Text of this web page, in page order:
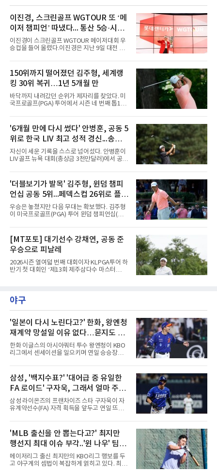
이진경, 스크린골프 WGTOUR 또 ‘메
이저 챔피언’ 따냈다... 통산 5승·시즌
3승 달성
이진경이 스크린골프 WGTOUR 메이저대회 우
승컵을 들어 올렸다.이진경은 지난 9일 대전 골
카 WGTOUR’ 6차 메이저대회 결선에서 1라운
드 9언더파, 2라운드 8언더파 최종합계 17언더
파를 기록하며 시즌 세 번째 우승을 따냈다.경기
는 투비전NX플러스 투어 모드에서 하루 동안 2
라운드 36홀 스트로크 플레이로 치러졌다. 코스
는 골프존 코스 난도 별 3개, 그린 난도 별 4개의
롯데스카이힐 부여CC (SKY/HILL)다.총 80명의
드 각축전을 치렀다.이진경은 1라운드 초반 주
춤했지만 후반 홀에서 맹타를 퍼부으며
150위까지 떨어졌던 김주형, 세계랭
킹 30위 복귀…1년 5개월 만
바닥까지 내려갔던 순위가 제자리를 찾았다. 미
국프로골프(PGA) 투어에서 시즌 네 번째 톱10
위에 복귀했다.김주형은 10일(한국시간) 발표된
남자 골프 세계랭킹에서 지난주보다 3계단 오른
30위에 이름을 올렸다. 이날 미국 노스캐롤라이
나주 그린즈버러의 세지필드 컨트리클럽(파70)
에서 끝난 윈덤 챔피언십에서 최종 합계 15언더
파 265타로 공동 5위에 오른 결과다. 지난해 3월
이후 처음으로 30위권에 들었다.반등의 폭이 컸
지 이후 150위까지 떨어진 바 있다. 그러나 6월
US오픈 3위로 부활의 신호
'6개월 만에 다시 썼다' 안병훈, 공동 5
위로 한국 LIV 최고 성적 경신...송영한
도 톱10
자신이 세운 기록을 스스로 넘어섰다. 안병훈이
LIV 골프 뉴욕 대회(총상금 3천만달러)에서 공동
병훈은 10일(한국시간) 미국 뉴저지주 베드민스
터의 트럼프 내셔널 골프 클럽 베드민스터(파
71)에서 열린 최종 4라운드에서 버디 5개와 보
기 3개를 묶어 2언더파 69타를 쳤다. 최종 합계
7언더파 277타로 5위, 우승자 호아킨 니만(칠레
·16언더파 268타)과는 9타 차였다.기록의 의미
가 크다. 올해 LIV 골프로 이적해 새로 만들어진
위를 뛰어넘는 최고 성적을 냈다. 당시 그는
2022년 출범한 LIV 골프에서
'더블보기가 발목' 김주형, 윈덤 챔피
언십 공동 5위...페덱스컵 26위로 플레
이오프행
우승은 놓쳤지만 다음 무대는 확보했다. 김주형
이 미국프로골프(PGA) 투어 윈덤 챔피언십(총
10일(한국시간) 미국 노스캐롤라이나주 그린즈
버러의 세지필드 컨트리클럽(파70)에서 열린 최
종 4라운드에서 버디 3개를 잡았으나 보기 1개
와 더블보기 1개가 나오며 이븐파 70타에 그쳤
다. 최종 합계 15언더파 265타로 해리 홀(잉글랜
드)과 공동 5위였다. 우승자 마이클 브레넌(미국
·22언더파 258타)과는 7타 차다.기회는 있었다.
에 1타 뒤진 3위로 시즌 2승을 노렸다. 그러나 마
지막 날 타수를 줄이지 못하며
[MT포토] 대기선수 강채연, 공동 준
우승으로 피날레
2026시즌 열여덟 번째 대회이자 KLPGA투어 하
반기 첫 대회인 ‘제13회 제주삼다수 마스터
드 경기가 펼쳐졌다.강채연이 18번 홀에서 경기
하고 있다.
야구
'일본이 다시 노린다고?' 한화, 왕옌청
재계약 망설일 이유 없다…묻지도 따
지지도 말고 잡아야
한화 이글스의 아시아쿼터 투수 왕옌청이 KBO
리그에서 센세이션을 일으키며 연일 승승장구하
선발진을 든든하게 지탱했던 그가 이제는 리그
전체를 뒤흔드는 핵심 자원으로 거듭난 모습이
다. 이러한 활약 속에 일각에서는 왕옌청을 향한
일본 프로야구(NPB) 구단들의 러브콜이 다시 이
어질 수 있다는 시선도 제기된다. 과거 일본 2군
무대 신분으로 아쉬움을 삼켰던 그가 KBO리그
에서의 성공을 발판 삼아 더 큰 무대의 유혹을 느
한 과제다. 단돈 10만 달러라는 최소 비용으로
입단해 마운드 가뭄 속에서
삼성, '백지수표?' '대어급 중 유일한
FA 로이드' 구자욱, 그래서 얼마 주면
되나...삼성, 역대급 베팅 준비하나
삼성 라이온즈의 프랜차이즈 스타 구자욱이 자
유계약선수(FA) 자격 획득을 앞두고 연일 뜨거
지난 2022년 초 구단과 5년 최대 120억 원이라
는 비FA 다년 계약에 합의하며 사자군단의 현재
이자 미래를 책임졌던 그는, 계약 마지막 해인
올해 그야말로 만개한 기량을 뽐내며 리그를 지
배하고 있다. 단순히 나이를 먹어 맞이하는 FA가
아니라, 매년 꾸준한 생산력과 클러치 능력을 증
명하며 가치를 폭등시키고 있다. 게다가, 그는
'MLB 출신을 안 뽑는다고?' 최지만
행선지 최대 이슈 부각..'윈 나우' 팀들
눈독 전망 속 1라운드 픽 외면 시각도
메이저리그 출신 최지만의 KBO리그 행보를 두
고 야구계의 셈법이 복잡하게 얽히고 있다. 최근